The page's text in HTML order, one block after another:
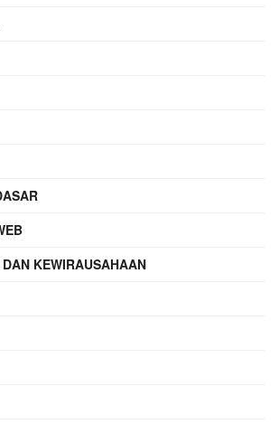
KEWIRAUSAHAAN